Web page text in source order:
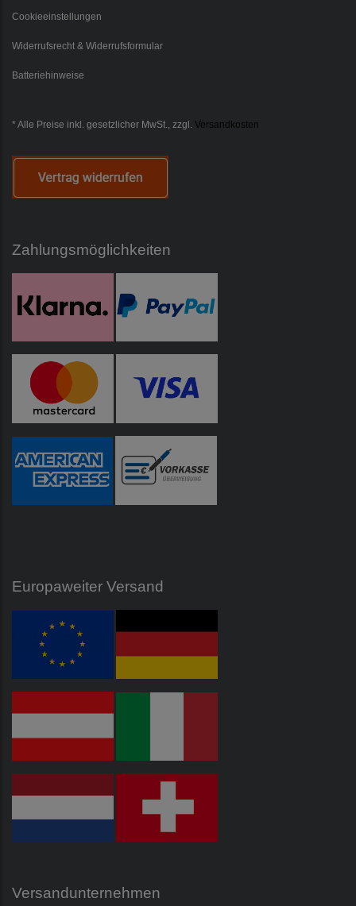
Cookieeinstellungen
Widerrufsrecht & Widerrufsformular
Batteriehinweise
* Alle Preise inkl. gesetzlicher MwSt., zzgl. Versandkosten
Zahlungsmöglichkeiten
Europaweiter Versand
Versandunternehmen